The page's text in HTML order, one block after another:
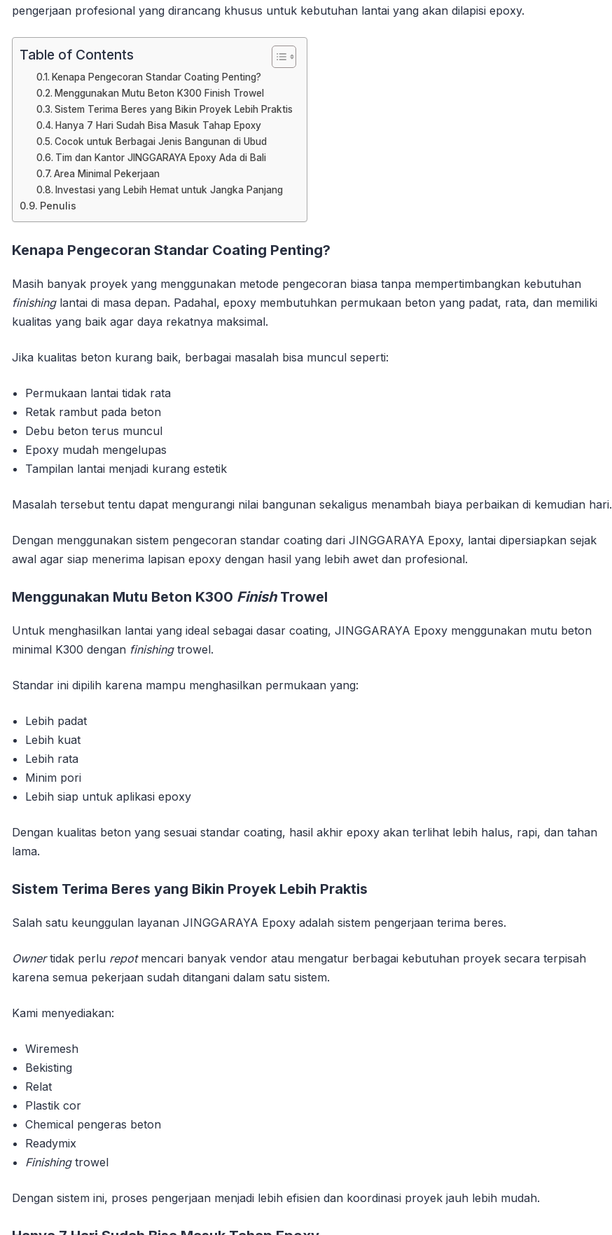
pengerjaan profesional yang dirancang khusus untuk kebutuhan lantai yang akan dilapisi epoxy.
Table of Contents
Kenapa Pengecoran Standar Coating Penting?
Menggunakan Mutu Beton K300 Finish Trowel
Sistem Terima Beres yang Bikin Proyek Lebih Praktis
Hanya 7 Hari Sudah Bisa Masuk Tahap Epoxy
Cocok untuk Berbagai Jenis Bangunan di Ubud
Tim dan Kantor JINGGARAYA Epoxy Ada di Bali
Area Minimal Pekerjaan
Investasi yang Lebih Hemat untuk Jangka Panjang
Penulis
Kenapa Pengecoran Standar Coating Penting?
Masih banyak proyek yang menggunakan metode pengecoran biasa tanpa mempertimbangkan kebutuhan
finishinglantai di masa depan. Padahal, epoxy membutuhkan permukaan beton yang padat, rata, dan memiliki
kualitas yang baik agar daya rekatnya maksimal.
Jika kualitas beton kurang baik, berbagai masalah bisa muncul seperti:
Permukaan lantai tidak rata
Retak rambut pada beton
Debu beton terus muncul
Epoxy mudah mengelupas
Tampilan lantai menjadi kurang estetik
Masalah tersebut tentu dapat mengurangi nilai bangunan sekaligus menambah biaya perbaikan di kemudian hari.
Dengan menggunakan sistem pengecoran standar coating dari JINGGARAYA Epoxy, lantai dipersiapkan sejak
awal agar siap menerima lapisan epoxy dengan hasil yang lebih awet dan profesional.
Menggunakan Mutu Beton K300 FinishTrowel
Untuk menghasilkan lantai yang ideal sebagai dasar coating, JINGGARAYA Epoxy menggunakan mutu beton
minimal K300 dengan finishingtrowel.
Standar ini dipilih karena mampu menghasilkan permukaan yang:
Lebih padat
Lebih kuat
Lebih rata
Minim pori
Lebih siap untuk aplikasi epoxy
Dengan kualitas beton yang sesuai standar coating, hasil akhir epoxy akan terlihat lebih halus, rapi, dan tahan
lama.
Sistem Terima Beres yang Bikin Proyek Lebih Praktis
Salah satu keunggulan layanan JINGGARAYA Epoxy adalah sistem pengerjaan terima beres.
Ownertidak perlu repotmencari banyak vendor atau mengatur berbagai kebutuhan proyek secara terpisah
karena semua pekerjaan sudah ditangani dalam satu sistem.
Kami menyediakan:
Wiremesh
Bekisting
Relat
Plastik cor
Chemical pengeras beton
Readymix
Finishingtrowel
Dengan sistem ini, proses pengerjaan menjadi lebih efisien dan koordinasi proyek jauh lebih mudah.